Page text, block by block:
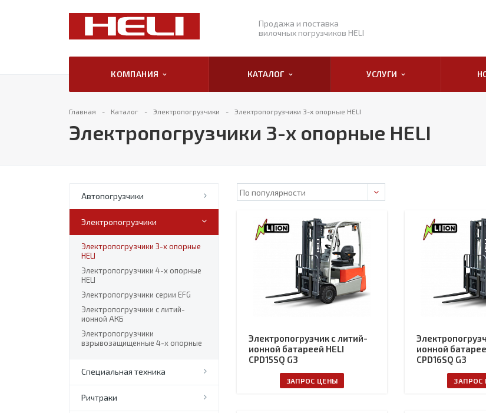
Продажа и поставка
вилочных погрузчиков HELI
КОМПАНИЯ КАТАЛОГ УСЛУГИ
Главная Каталог Электропогрузчики Электропогрузчики 3-х опорные HELI
Электропогрузчики 3-х опорные HELI
Автопогрузчики
Электропогрузчики
Электропогрузчики 3-х опорные
HELI
Электропогрузчики 4-х опорные
HELI
Электропогрузчики серии EFG
Электропогрузчики с литий-
ионной АКБ
Электропогрузчики
взрывозащищенные 4-х опорные
Специальная техника
Ричтраки
Электропогрузчик с литий-
ионной батареей HELI
CPD15SQ G3
ЗАПРОС ЦЕНЫ
ионной
CPD16SQ G3
ЗАПРОС